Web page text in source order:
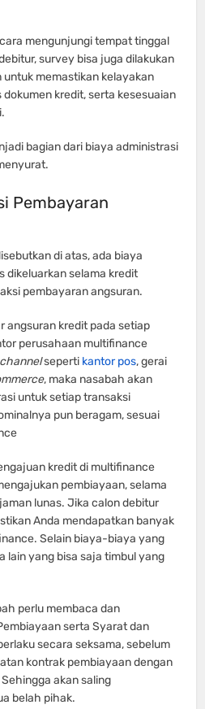
mengunjungi tempat tinggal
survey bisa juga dilakukan
memastikan kelayakan
kredit, serta kesesuaian
bagian dari biaya administrasi
Pembayaran
di atas, ada biaya
dikeluarkan selama kredit
pembayaran angsuran.
angsuran kredit pada setiap
perusahaan multifinance
seperti kantor pos, gerai
, maka nasabah akan
untuk setiap transaksi
pun beragam, sesuai
kredit di multifinance
pembiayaan, selama
lunas. Jika calon debitur
Anda mendapatkan banyak
Selain biaya-biaya yang
lain yang bisa saja timbul yang
perlu membaca dan
serta Syarat dan
secara seksama, sebelum
kontrak pembiayaan dengan
akan saling
belah pihak.